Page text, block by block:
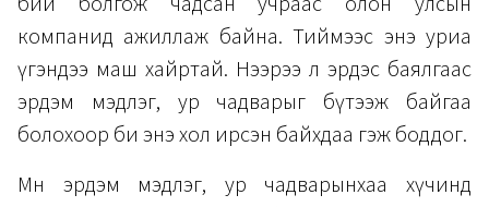
компанид ажиллаж байна. Тиймээс энэ уриа
үгэндээ маш хайртай. Нээрээ л эрдэс баялгаас
эрдэм мэдлэг, ур чадварыг бүтээж байгаа
болохоор би энэ хол ирсэн байхдаа гэж боддог.
Мөн эрдэм мэдлэг, ур чадварынхаа хүчинд